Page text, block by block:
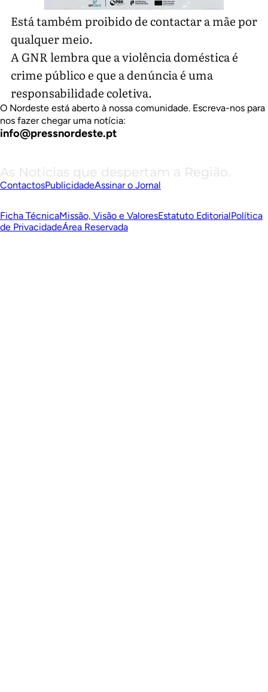
Está também proibido de contactar a mãe por
qualquer meio.
A GNR lembra que a violência doméstica é
crime público e que a denúncia é uma
responsabilidade coletiva.
O Nordeste está aberto à nossa comunidade. Escreva-nos para
nos fazer chegar uma notícia:
info@pressnordeste.pt
As Notícias que despertam a Região.
ContactosPublicidadeAssinar o Jornal
Ficha TécnicaMissão, Visão e ValoresEstatuto EditorialPolítica
de PrivacidadeÁrea Reservada